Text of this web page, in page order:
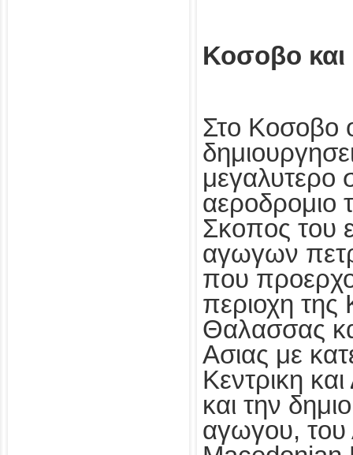
Κοσοβο
Στο Κοσοβο
μεγαλυτερο
αεροδρομιο
Σκοπος του
αγωγων
που
περιοχη της
Θαλασσας
Ασιας με
Κεντρικη
και την
αγωγου,